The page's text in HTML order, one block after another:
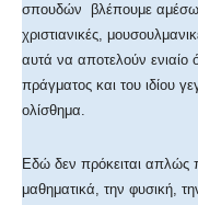
σπουδών βλέπουμε αμέσως
χριστιανικές,
αυτά να αποτελούν ενιαίο
πράγματος και του ιδίου
ολίσθημα.
Εδώ δεν πρόκειται απλώς
μαθηματικά, την φυσική,